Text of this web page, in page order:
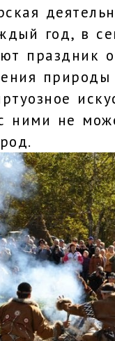
год, в
праздник
ними не